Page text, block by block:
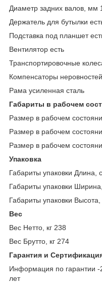
Диаметр задних валов, мм
Держатель для бутылки
Подставка под планшет
Вентилятор есть
Транспортировочные
Компенсаторы
Рама усиленная сталь
Габариты в рабочем
Размер в рабочем
Размер в рабочем
Размер в рабочем
Упаковка
Габариты упаковки Длина,
Габариты упаковки
Габариты упаковки
Вес
Вес Нетто, кг 238
Вес Брутто, кг 274
Гарантия и
Информация по гарантии
лет